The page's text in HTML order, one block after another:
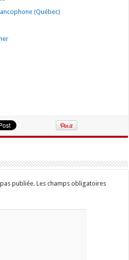
(Québec)
publiée. Les champs obligatoires